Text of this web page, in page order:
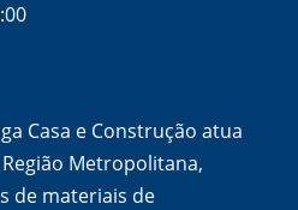
Casa e Construção atua
Metropolitana,
de materiais de